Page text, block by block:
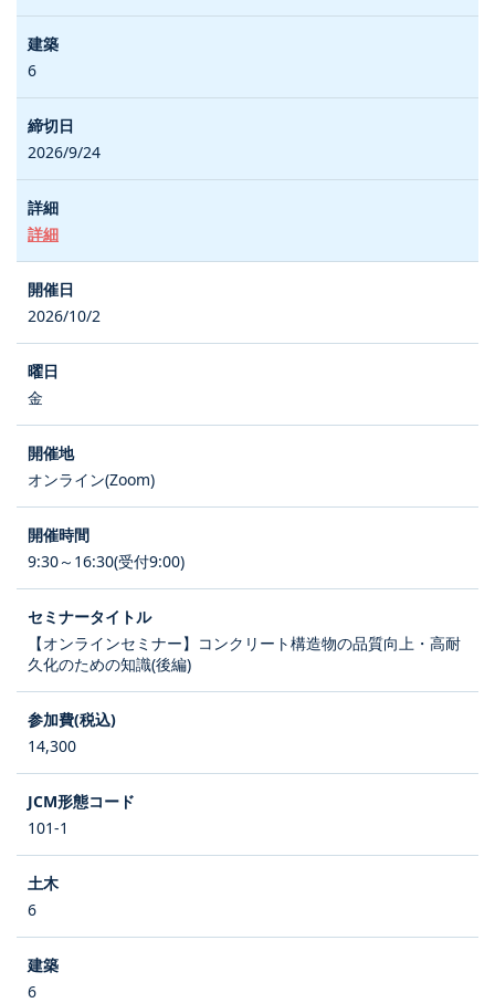
6
2026/9/24
詳細
2026/10/2
金
オンライン(Zoom)
9:30～16:30(受付9:00)
【オンラインセミナー】コンクリート構造物の品質向上・高耐
久化のための知識(後編)
14,300
101-1
6
6